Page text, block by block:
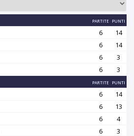
PARTITE PUNTI
6
14
6
14
6
3
6 3
PARTITE PUNTI
6
14
6
13
6
4
6 3